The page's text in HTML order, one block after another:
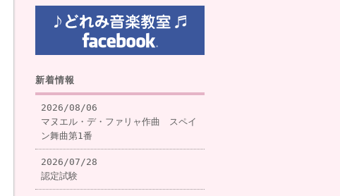
新着情報
2026/08/06
マヌエル・デ・ファリャ作曲 スペイ
ン舞曲第1番
2026/07/28
認定試験